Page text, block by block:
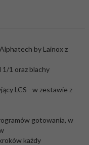
by Lainox z
1 oraz blachy
LCS - w zestawie z
gotowania, w
każdy